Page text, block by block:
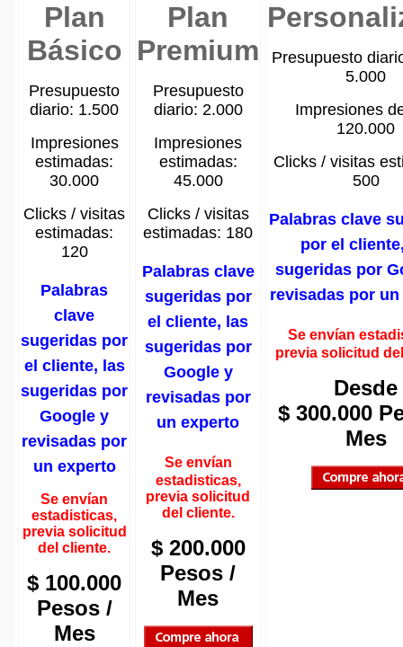
Plan
Básico
Presupuesto
diario: 1.500
Impresiones
estimadas:
30.000
Clicks / visitas
estimadas:
120
Palabras
clave
sugeridas por
el cliente, las
sugeridas por
Google y
revisadas por
un experto
Se envían
estadisticas,
previa solicitud
del cliente.
$ 100.000
Pesos /
Mes
Plan
Premium
Presupuesto
diario: 2.000
Impresiones
estimadas:
45.000
Clicks / visitas
estimadas: 180
Palabras clave
sugeridas por
el cliente, las
sugeridas por
Google y
revisadas por
un experto
Se envían
estadisticas,
previa solicitud
del cliente.
$ 200.000
Pesos /
Mes
Presupuesto
5.000
Impresiones
120.000
Clicks / visitas
500
Palabras clave
por el
sugeridas por
revisadas por
Se envían
previa solicitud
Desde
$ 300.000
Mes